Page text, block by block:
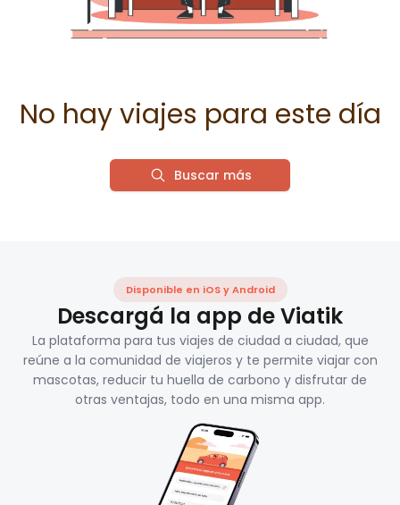
No hay viajes para este día
Buscar más
Disponible en iOS y Android
Descargá la app de Viatik
La plataforma para tus viajes de ciudad a ciudad, que
reúne a la comunidad de viajeros y te permite viajar con
mascotas, reducir tu huella de carbono y disfrutar de
otras ventajas, todo en una misma app.